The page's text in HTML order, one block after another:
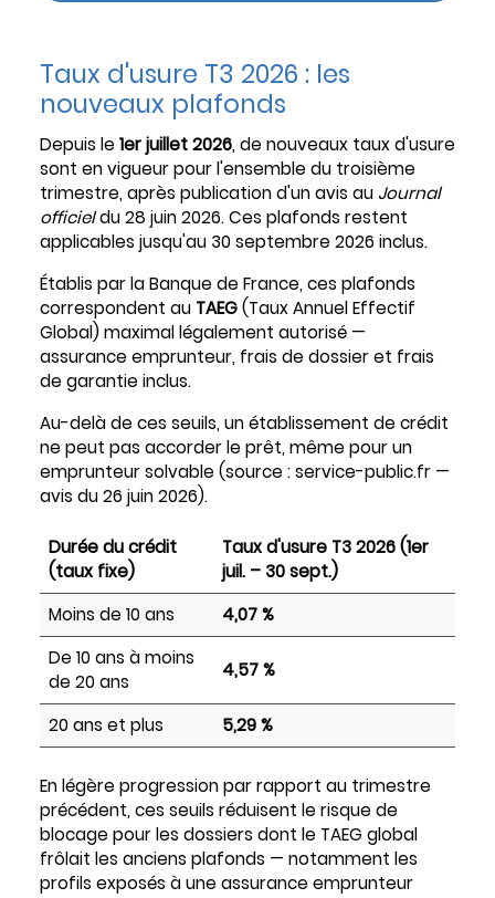
Taux d'usure T3 2026 : les
nouveaux plafonds
Depuis le 1er juillet 2026, de nouveaux taux d'usure
sont en vigueur pour l'ensemble du troisième
trimestre, après publication d'un avis au Journal
officieldu 28 juin 2026. Ces plafonds restent
applicables jusqu'au 30 septembre 2026 inclus.
Établis par la Banque de France, ces plafonds
correspondent au TAEG(Taux Annuel Effectif
Global) maximal légalement autorisé —
assurance emprunteur, frais de dossier et frais
de garantie inclus.
Au-delà de ces seuils, un établissement de crédit
ne peut pas accorder le prêt, même pour un
emprunteur solvable (source : service-public.fr —
avis du 26 juin 2026).
Durée du crédit
(taux fixe)
Taux d'usure T3 2026 (1er
juil. – 30 sept.)
Moins de 10 ans
4,07 %
De 10 ans à moins
de 20 ans
4,57 %
20 ans et plus 5,29 %
En légère progression par rapport au trimestre
précédent, ces seuils réduisent le risque de
blocage pour les dossiers dont le TAEG global
frôlait les anciens plafonds — notamment les
profils exposés à une assurance emprunteur